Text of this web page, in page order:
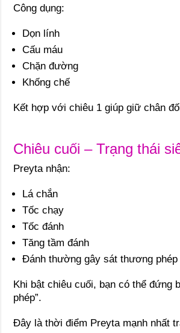
Công dụng:
Dọn lính
Cấu máu
Chặn đường
Khống chế
Kết hợp với chiêu 1 giúp giữ chân
Chiêu cuối – Trạng thái
Preyta nhận:
Lá chắn
Tốc chạy
Tốc đánh
Tăng tầm đánh
Đánh thường gây sát thương phép
Khi bật chiêu cuối, bạn có thể đứng
phép”.
Đây là thời điểm Preyta mạnh nhất